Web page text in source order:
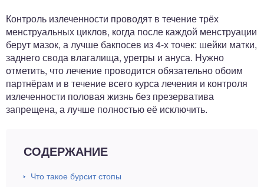
Контроль излеченности проводят в течение трёх
менструальных циклов, когда после каждой менструации
берут мазок, а лучше бакпосев из 4-х точек: шейки матки,
заднего свода влагалища, уретры и ануса. Нужно
отметить, что лечение проводится обязательно обоим
партнёрам и в течение всего курса лечения и контроля
излеченности половая жизнь без презерватива
запрещена, а лучше полностью её исключить.
СОДЕРЖАНИЕ
Что такое бурсит стопы